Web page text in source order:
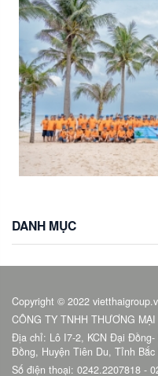
DANH MỤC
Copyright © 2022
CÔNG TY TNHH THƯƠNG
Địa chỉ: Lô I7-2, KCN Đại Đồng-
Đồng, Huyện Tiên Du, Tỉnh Bắc
Số điện thoại: 0242.2207818 -